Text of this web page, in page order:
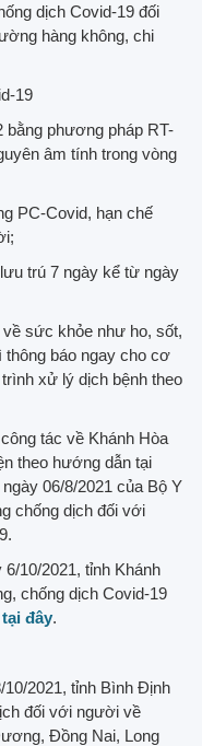
dịch Covid-19 đối
hàng không, chi
19
bằng phương pháp RT-
âm tính trong vòng
PC-Covid, hạn chế
trú 7 ngày kể từ ngày
sức khỏe như ho, sốt,
thông báo ngay cho cơ
xử lý dịch bệnh theo
tác về Khánh Hòa
theo hướng dẫn tại
06/8/2021 của Bộ Y
chống dịch đối với
10/2021, tỉnh Khánh
chống dịch Covid-19
tại đây.
2021, tỉnh Bình Định
đối với người về
Đồng Nai, Long